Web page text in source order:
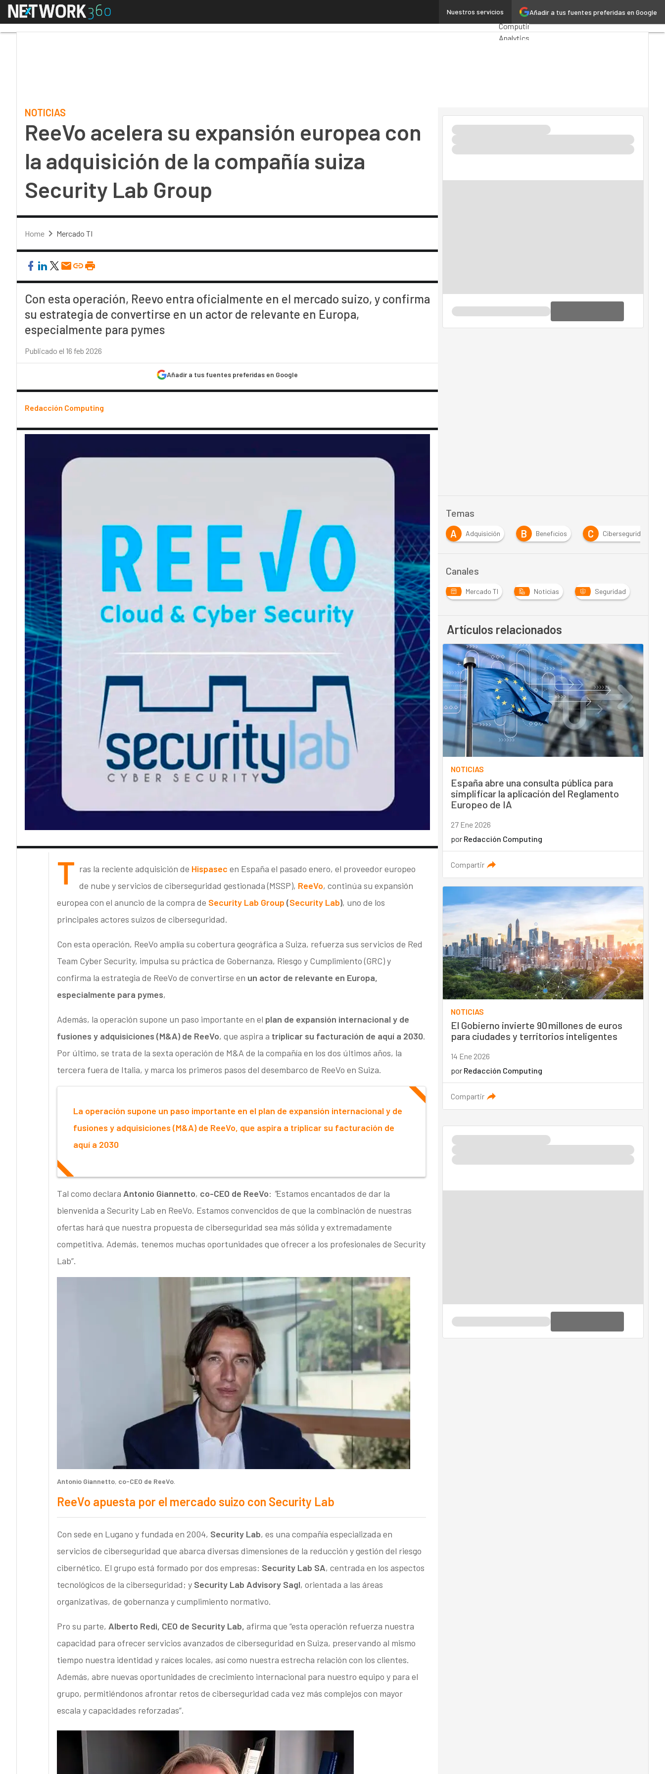
Añadir a tus fuentes preferidas en Google
Nuestros servicios
Menú ReeVo acelera su expansión europea con la adquisición de la compañía suiza Security Lab GroupPremios
Computing
Analytics
Movilidad
TI
NOTICIAS
ReeVo acelera su expansión europea con
la adquisición de la compañía suiza
Security Lab Group
Home Mercado TI
Con esta operación, Reevo entra oficialmente en el mercado suizo, y confirma
su estrategia de convertirse en un actor de relevante en Europa,
especialmente para pymes
Publicado el 16 feb 2026
Añadir a tus fuentes preferidas en Google
Redacción Computing
T ras la reciente adquisición de Hispasec en España el pasado enero, el proveedor europeo
de nube y servicios de ciberseguridad gestionada (MSSP), ReeVo, continúa su expansión
europea con el anuncio de la compra de Security Lab Group (Security Lab), uno de los
principales actores suizos de ciberseguridad.
Con esta operación, ReeVo amplía su cobertura geográfica a Suiza, refuerza sus servicios de Red
Team Cyber Security, impulsa su práctica de Gobernanza, Riesgo y Cumplimiento (GRC) y
confirma la estrategia de ReeVo de convertirse en un actor de relevante en Europa,
especialmente para pymes,
Además, la operación supone un paso importante en el plan de expansión internacional y de
fusiones y adquisiciones (M&A) de ReeVo, que aspira a triplicar su facturación de aquí a 2030.
Por último, se trata de la sexta operación de M&A de la compañía en los dos últimos años, la
tercera fuera de Italia, y marca los primeros pasos del desembarco de ReeVo en Suiza.
La operación supone un paso importante en el plan de expansión internacional y de
fusiones y adquisiciones (M&A) de ReeVo, que aspira a triplicar su facturación de
aquí a 2030
Tal como declara Antonio Giannetto, co-CEO de ReeVo: “Estamos encantados de dar la
bienvenida a Security Lab en ReeVo. Estamos convencidos de que la combinación de nuestras
ofertas hará que nuestra propuesta de ciberseguridad sea más sólida y extremadamente
competitiva. Además, tenemos muchas oportunidades que ofrecer a los profesionales de Security
Lab”.
Antonio Giannetto, co-CEO de ReeVo.
ReeVo apuesta por el mercado suizo con Security Lab
Con sede en Lugano y fundada en 2004, Security Lab, es una compañía especializada en
servicios de ciberseguridad que abarca diversas dimensiones de la reducción y gestión del riesgo
cibernético. El grupo está formado por dos empresas: Security Lab SA, centrada en los aspectos
tecnológicos de la ciberseguridad; y Security Lab Advisory Sagl, orientada a las áreas
organizativas, de gobernanza y cumplimiento normativo.
Pro su parte, Alberto Redi, CEO de Security Lab, afirma que “esta operación refuerza nuestra
capacidad para ofrecer servicios avanzados de ciberseguridad en Suiza, preservando al mismo
tiempo nuestra identidad y raíces locales, así como nuestra estrecha relación con los clientes.
Además, abre nuevas oportunidades de crecimiento internacional para nuestro equipo y para el
grupo, permitiéndonos afrontar retos de ciberseguridad cada vez más complejos con mayor
escala y capacidades reforzadas”.
Temas
Acuerdos A Adquisición B Beneficios C Ciberseguridad
Canales
Mercado TI Noticias Seguridad
Artículos relacionados
NOTICIAS
España abre una consulta pública para
simplificar la aplicación del Reglamento
Europeo de IA
27 Ene 2026
por Redacción Computing
Compartir
NOTICIAS
El Gobierno invierte 90 millones de euros
para ciudades y territorios inteligentes
14 Ene 2026
por Redacción Computing
Compartir